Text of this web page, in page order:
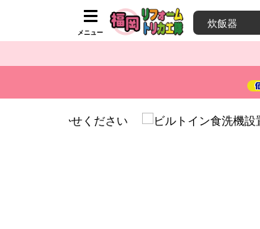
メニュー